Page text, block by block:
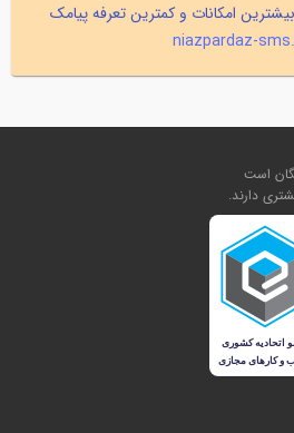
امکانات و کمترین تعرفه پیامک
niazpardaz-
است
دارند.